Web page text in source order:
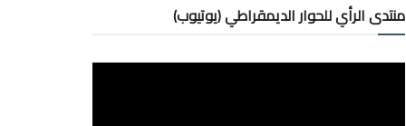
منتدى الرأي للحوار الديمقراطي (يوتيوب)